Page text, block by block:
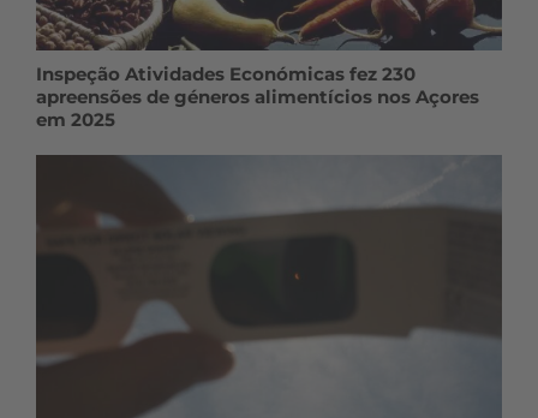
Inspeção Atividades Económicas fez 230
apreensões de géneros alimentícios nos Açores
em 2025